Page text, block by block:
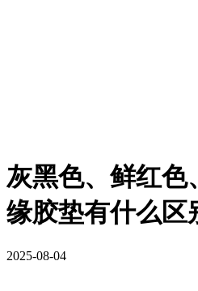
灰黑色、鲜红色
缘胶垫有什么区
2025-08-04